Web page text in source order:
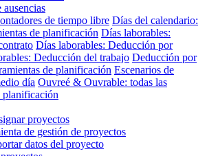
de tiempo libre Días del calendario:
de planificación Días laborables:
Días laborables: Deducción por
Deducción del trabajo Deducción por
de planificación Escenarios de
día Ouvreé & Ouvrable: todas las
planificación
proyectos
de gestión de proyectos
datos del proyecto